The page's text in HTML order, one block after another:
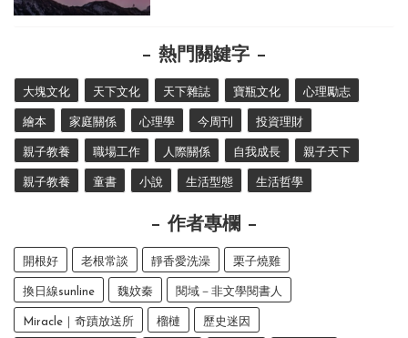
熱門關鍵字
大塊文化 天下文化 天下雜誌 寶瓶文化 心理勵志
繪本 家庭關係 心理學 今周刊 投資理財
親子教養 職場工作 人際關係 自我成長 親子天下
親子教養 童書 小說 生活型態 生活哲學
作者專欄
開根好 老根常談 靜香愛洗澡 栗子燒雞
換日線sunline 魏妏秦 閱域－非文學閱書人
Miracle｜奇蹟放送所 榴槤 歷史迷因